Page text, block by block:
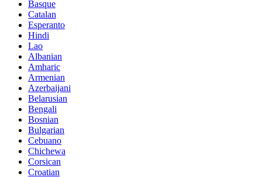
Basque
Catalan
Esperanto
Hindi
Lao
Albanian
Amharic
Armenian
Azerbaijani
Belarusian
Bengali
Bosnian
Bulgarian
Cebuano
Chichewa
Corsican
Croatian